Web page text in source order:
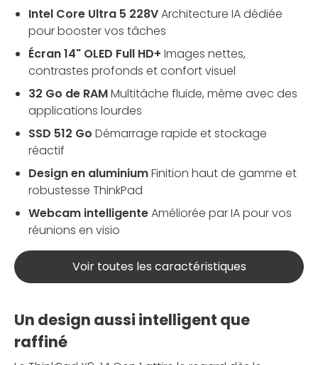
Intel Core Ultra 5 228VArchitecture IA dédiée
pour booster vos tâches
Écran 14" OLED Full HD+ Images nettes,
contrastes profonds et confort visuel
32 Go de RAMMultitâche fluide, même avec des
applications lourdes
SSD 512 Go Démarrage rapide et stockage
réactif
Design en aluminiumFinition haut de gamme et
robustesse ThinkPad
Webcam intelligenteAméliorée par IA pour vos
réunions en visio
Voir toutes les caractéristiques
Un design aussi intelligent que
raffiné